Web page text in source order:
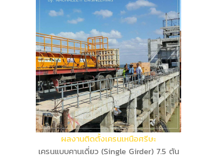
ผลงานติดตั้งเครนเหนือศรีษะ
เครนแบบคานเดี่ยว (Single Girder) 7.5 ตัน